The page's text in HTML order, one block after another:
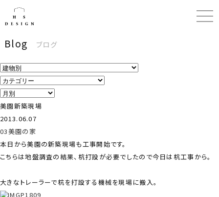
Blog ブログ
美園新築現場
2013.06.07
03美園の家
本日から美園の新築現場も工事開始です。
こちらは地盤調査の結果、杭打設が必要でしたので今日は杭工事から。
大きなトレーラーで杭を打設する機械を現場に搬入。